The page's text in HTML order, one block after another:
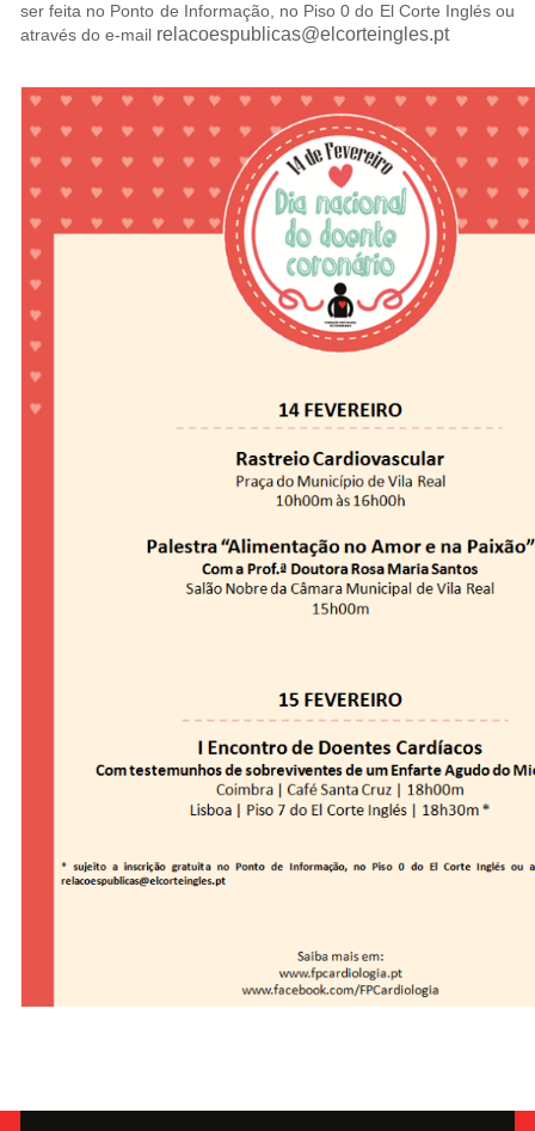
ser feita no Ponto de Informação, no Piso 0 do El Corte Inglés ou
através do e-mail relacoespublicas@elcorteingles.pt